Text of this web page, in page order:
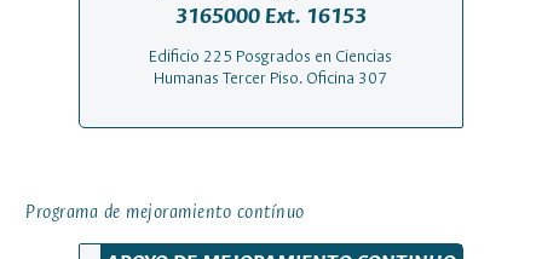
3165000 Ext. 16153
Edificio 225 Posgrados en Ciencias
Humanas Tercer Piso. Oficina 307
Programa de mejoramiento contínuo